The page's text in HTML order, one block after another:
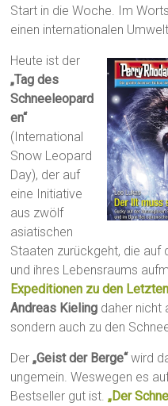
Start in die Woche. Im
einen internationalen
Heute ist der
„Tag des
Schneeleopard
en“
(International
Snow Leopard
Day), der auf
eine Initiative
aus zwölf
asiatischen
Staaten zurückgeht, die auf
und ihres Lebensraums
Expeditionen zu den
Andreas Kieling daher nicht
sondern auch zu den
Der„Geist der Berge“wird
ungemein. Weswegen es
Bestseller gut ist.„Der